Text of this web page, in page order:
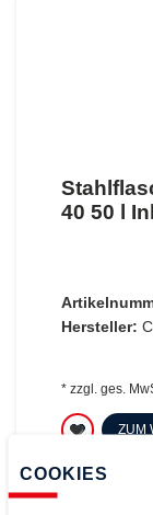
40 50 l
Hersteller:
* zzgl. ges.
ZUM
COOKIES